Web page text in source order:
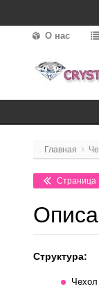
О нас
Главная
Страница
Структура:
Чехол